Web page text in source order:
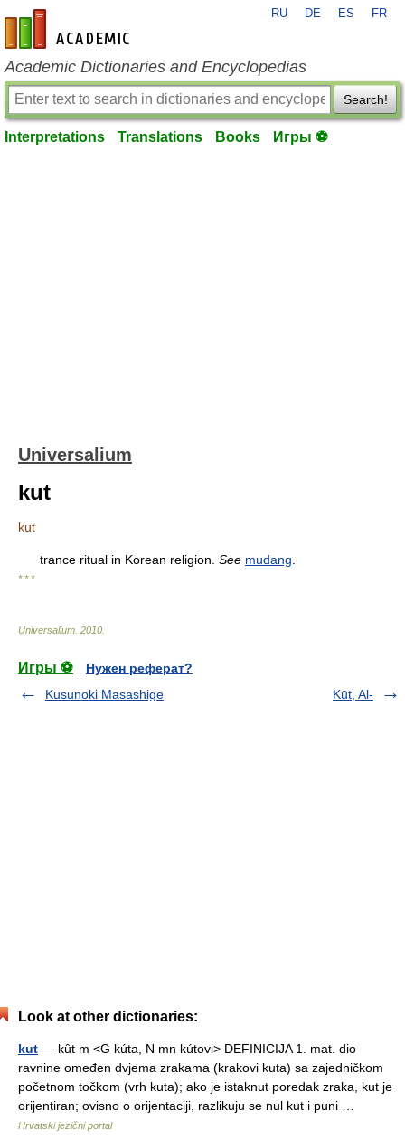
en-academic.com
RU DE ES FR
Academic Dictionaries and Encyclopedias
Search!
Interpretations Translations Books Игры ⚽
Universalium
kut
kut
trance ritual in Korean religion. See mudang
* * *
Universalium 2010
Игры ⚽
Нужен реферат?
Kusunoki Masashige
Kūt, Al-
Look at other dictionaries:
kut — kȗt m <G kúta, N mn kútovi> DEFINICIJA 1. mat. dio
ravnine omeđen dvjema zrakama (krakovi kuta) sa zajedničkom
početnom točkom (vrh kuta); ako je istaknut poredak zraka, kut je
orijentiran; ovisno o orijentaciji, razlikuju se nul kut i puni …
Hrvatski jezični portal